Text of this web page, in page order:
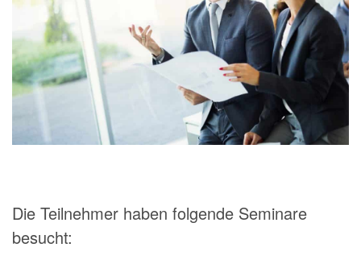
Die Teilnehmer haben folgende Seminare
besucht: